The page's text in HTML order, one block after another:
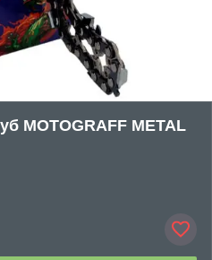
MOTOGRAFF METAL